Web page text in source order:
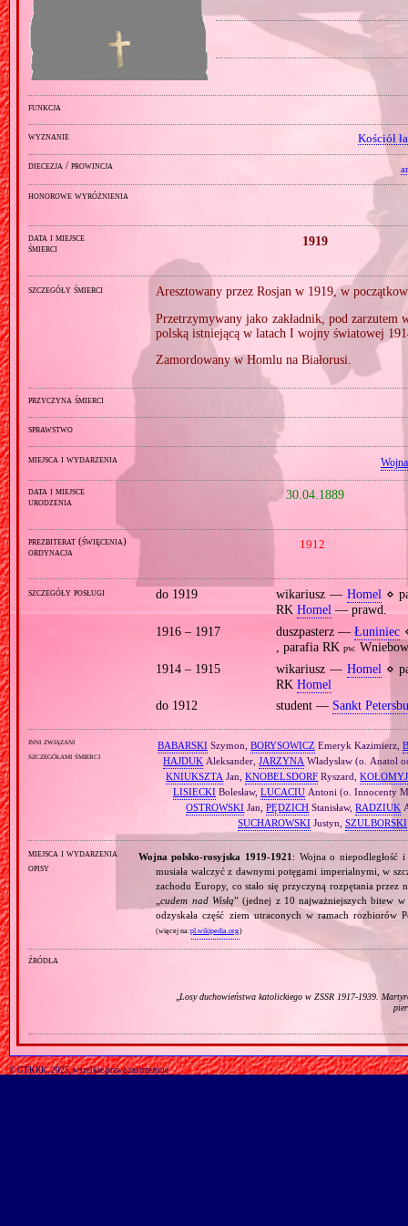
funkcja
wyznanie Kościół
diecezja / prowincja
honorowe wyróżnienia
data i miejsce
śmierci
1919
szczegóły śmierci
Aresztowany przez Rosjan w 1919, w
Przetrzymywany jako zakładnik, pod zarzutem
polską istniejącą w latach I wojny światowej
Zamordowany w Homlu na Białorusi.
przyczyna śmierci
sprawstwo
miejsca i wydarzenia
data i miejsce
urodzenia
30.04.1889
prezbiterat (święcenia)
ordynacja
1912
szczegóły posługi do 1919 wikariusz —Homel ⋄
RK Homel— prawd.
1916 – 1917
duszpasterz —Łuniniec
, parafia RK pw.
1914 – 1915
wikariusz —Homel ⋄
RK Homel
do 1912
student — Sankt
inni związani
szczegółami śmierci
BABARSKISzymon, BORYSOWICZ Emeryk Kazimierz,
HAJDUK Aleksander,JARZYNA Władysław (o. Anatol
KNIUKSZTA Jan,KNOBELSDORF Ryszard,
LISIECKIBolesław, LUCACIUAntoni (o. Innocenty
OSTROWSKI Jan,PĘDZICH Stanisław,RADZIUK
SUCHAROWSKIJustyn, SZULBORSKI
miejsca i wydarzenia
opisy
Wojna polsko‐rosyjska 1919‐1921 : Wojna o niepodległość
musiała walczyć z dawnymi potęgami imperialnymi, w
zachodu Europy, co stało się przyczyną rozpętania
„cudem nad Wisłą” (jednej z 10 najważniejszych bitew
odzyskała część ziem utraconych w ramach
(więcej na:pl.wikipedia.org)
źródła
Losy duchowieństwa katolickiego w ZSSR 1917‐1939.
© GTKRK, 2025, wszelkie prawa zastrzeżone